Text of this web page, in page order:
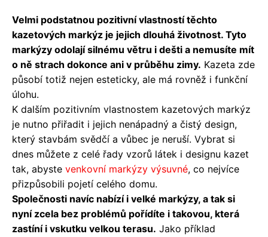
Velmi podstatnou pozitivní vlastností těchto
kazetových markýz je jejich dlouhá životnost. Tyto
markýzy odolají silnému větru i dešti a nemusíte mít
o ně strach dokonce ani v průběhu zimy. Kazeta zde
působí totiž nejen esteticky, ale má rovněž i funkční
úlohu.
K dalším pozitivním vlastnostem kazetových markýz
je nutno přiřadit i jejich nenápadný a čistý design,
který stavbám svědčí a vůbec je neruší. Vybrat si
dnes můžete z celé řady vzorů látek i designu kazet
tak, abyste venkovní markýzy výsuvné, co nejvíce
přizpůsobili pojetí celého domu.
Společnosti navíc nabízí i velké markýzy, a tak si
nyní zcela bez problémů pořídíte i takovou, která
zastíní i vskutku velkou terasu. Jako příklad